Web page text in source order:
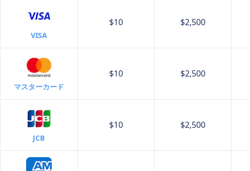
VISA
$10 $2,500
マスターカード
$10 $2,500
JCB
$10 $2,500